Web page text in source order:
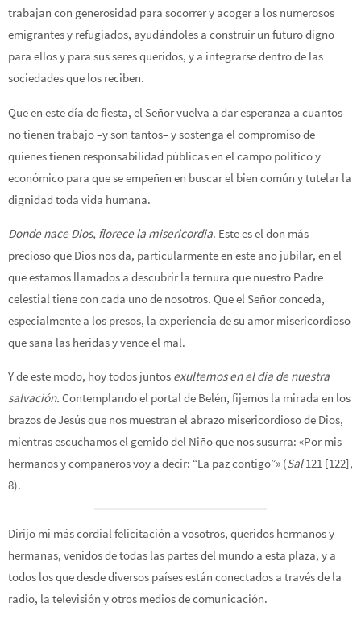
trabajan con generosidad para socorrer y acoger a los numerosos
emigrantes y refugiados, ayudándoles a construir un futuro digno
para ellos y para sus seres queridos, y a integrarse dentro de las
sociedades que los reciben.
Que en este día de fiesta, el Señor vuelva a dar esperanza a cuantos
no tienen trabajo –y son tantos– y sostenga el compromiso de
quienes tienen responsabilidad públicas en el campo político y
económico para que se empeñen en buscar el bien común y tutelar la
dignidad toda vida humana.
Donde nace Dios, florece la misericordia. Este es el don más
precioso que Dios nos da, particularmente en este año jubilar, en el
que estamos llamados a descubrir la ternura que nuestro Padre
celestial tiene con cada uno de nosotros. Que el Señor conceda,
especialmente a los presos, la experiencia de su amor misericordioso
que sana las heridas y vence el mal.
Y de este modo, hoy todos juntos exultemos en el día de nuestra
salvación. Contemplando el portal de Belén, fijemos la mirada en los
brazos de Jesús que nos muestran el abrazo misericordioso de Dios,
mientras escuchamos el gemido del Niño que nos susurra: «Por mis
hermanos y compañeros voy a decir: “La paz contigo”» (Sal121 [122],
8).
Dirijo mi más cordial felicitación a vosotros, queridos hermanos y
hermanas, venidos de todas las partes del mundo a esta plaza, y a
todos los que desde diversos países están conectados a través de la
radio, la televisión y otros medios de comunicación.